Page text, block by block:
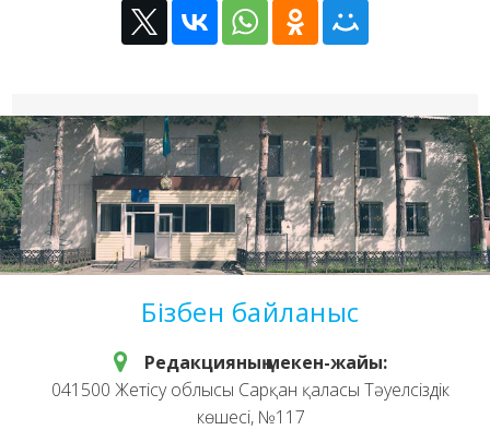
Бізбен байланыс
Редакцияның мекен-жайы:
041500 Жетісу облысы Сарқан қаласы Тәуелсіздік
көшесі, №117